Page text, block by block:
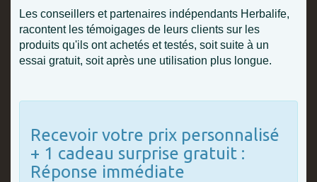
Les conseillers et partenaires indépendants Herbalife,
racontent les témoigages de leurs clients sur les
produits qu'ils ont achetés et testés, soit suite à un
essai gratuit, soit après une utilisation plus longue.
Recevoir votre prix personnalisé
+ 1 cadeau surprise gratuit :
Réponse immédiate